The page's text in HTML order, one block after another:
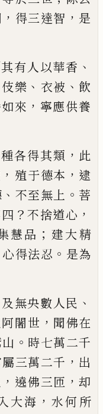
， 得三達智 ， 是
其有人以華香 、
伎樂 、 衣被 、 飲
來 ， 寧應供養
各得其類 ， 此
， 殖于德本 ， 逮
、 不至無上 。 菩
？ 不捨道心 ，
慧品 ； 建大精
心得法忍 。 是為
無央數人民 、
闍世 ， 聞佛在
。 時七萬二千
屬三萬二千 ， 出
， 遶佛三匝 ， 却
大海 ， 水何所